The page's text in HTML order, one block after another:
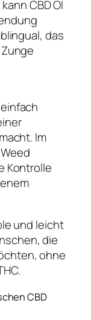
CBD Öl
das
Im
Kontrolle
und leicht
die
ohne
CBD